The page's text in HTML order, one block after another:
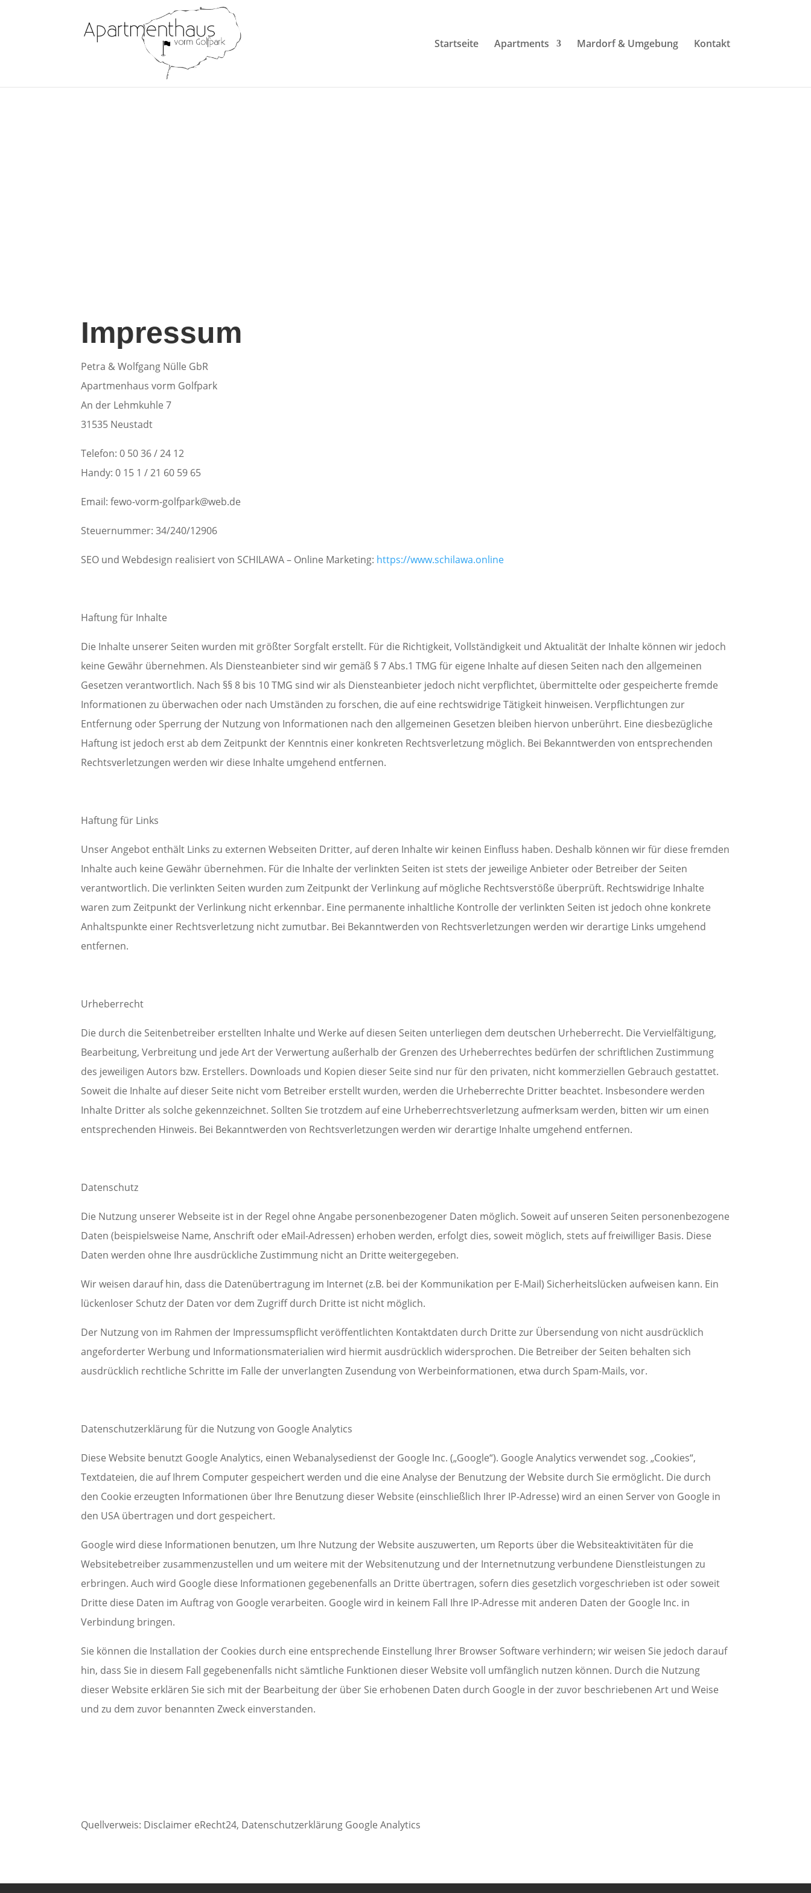
Startseite Apartments Mardorf & Umgebung Kontakt
Impressum
Petra & Wolfgang Nülle GbR
Apartmenhaus vorm Golfpark
An der Lehmkuhle 7
31535 Neustadt
Telefon: 0 50 36 / 24 12
Handy: 0 15 1 / 21 60 59 65
Email: fewo-vorm-golfpark@web.de
Steuernummer: 34/240/12906
SEO und Webdesign realisiert von SCHILAWA – Online Marketing: https://www.schilawa.online
Haftung für Inhalte
Die Inhalte unserer Seiten wurden mit größter Sorgfalt erstellt. Für die Richtigkeit, Vollständigkeit und Aktualität der Inhalte können wir jedoch
keine Gewähr übernehmen. Als Diensteanbieter sind wir gemäß § 7 Abs.1 TMG für eigene Inhalte auf diesen Seiten nach den allgemeinen
Gesetzen verantwortlich. Nach §§ 8 bis 10 TMG sind wir als Diensteanbieter jedoch nicht verpflichtet, übermittelte oder gespeicherte fremde
Informationen zu überwachen oder nach Umständen zu forschen, die auf eine rechtswidrige Tätigkeit hinweisen. Verpflichtungen zur
Entfernung oder Sperrung der Nutzung von Informationen nach den allgemeinen Gesetzen bleiben hiervon unberührt. Eine diesbezügliche
Haftung ist jedoch erst ab dem Zeitpunkt der Kenntnis einer konkreten Rechtsverletzung möglich. Bei Bekanntwerden von entsprechenden
Rechtsverletzungen werden wir diese Inhalte umgehend entfernen.
Haftung für Links
Unser Angebot enthält Links zu externen Webseiten Dritter, auf deren Inhalte wir keinen Einfluss haben. Deshalb können wir für diese fremden
Inhalte auch keine Gewähr übernehmen. Für die Inhalte der verlinkten Seiten ist stets der jeweilige Anbieter oder Betreiber der Seiten
verantwortlich. Die verlinkten Seiten wurden zum Zeitpunkt der Verlinkung auf mögliche Rechtsverstöße überprüft. Rechtswidrige Inhalte
waren zum Zeitpunkt der Verlinkung nicht erkennbar. Eine permanente inhaltliche Kontrolle der verlinkten Seiten ist jedoch ohne konkrete
Anhaltspunkte einer Rechtsverletzung nicht zumutbar. Bei Bekanntwerden von Rechtsverletzungen werden wir derartige Links umgehend
entfernen.
Urheberrecht
Die durch die Seitenbetreiber erstellten Inhalte und Werke auf diesen Seiten unterliegen dem deutschen Urheberrecht. Die Vervielfältigung,
Bearbeitung, Verbreitung und jede Art der Verwertung außerhalb der Grenzen des Urheberrechtes bedürfen der schriftlichen Zustimmung
des jeweiligen Autors bzw. Erstellers. Downloads und Kopien dieser Seite sind nur für den privaten, nicht kommerziellen Gebrauch gestattet.
Soweit die Inhalte auf dieser Seite nicht vom Betreiber erstellt wurden, werden die Urheberrechte Dritter beachtet. Insbesondere werden
Inhalte Dritter als solche gekennzeichnet. Sollten Sie trotzdem auf eine Urheberrechtsverletzung aufmerksam werden, bitten wir um einen
entsprechenden Hinweis. Bei Bekanntwerden von Rechtsverletzungen werden wir derartige Inhalte umgehend entfernen.
Datenschutz
Die Nutzung unserer Webseite ist in der Regel ohne Angabe personenbezogener Daten möglich. Soweit auf unseren Seiten personenbezogene
Daten (beispielsweise Name, Anschrift oder eMail-Adressen) erhoben werden, erfolgt dies, soweit möglich, stets auf freiwilliger Basis. Diese
Daten werden ohne Ihre ausdrückliche Zustimmung nicht an Dritte weitergegeben.
Wir weisen darauf hin, dass die Datenübertragung im Internet (z.B. bei der Kommunikation per E-Mail) Sicherheitslücken aufweisen kann. Ein
lückenloser Schutz der Daten vor dem Zugriff durch Dritte ist nicht möglich.
Der Nutzung von im Rahmen der Impressumspflicht veröffentlichten Kontaktdaten durch Dritte zur Übersendung von nicht ausdrücklich
angeforderter Werbung und Informationsmaterialien wird hiermit ausdrücklich widersprochen. Die Betreiber der Seiten behalten sich
ausdrücklich rechtliche Schritte im Falle der unverlangten Zusendung von Werbeinformationen, etwa durch Spam-Mails, vor.
Datenschutzerklärung für die Nutzung von Google Analytics
Diese Website benutzt Google Analytics, einen Webanalysedienst der Google Inc. („Google“). Google Analytics verwendet sog. „Cookies“,
Textdateien, die auf Ihrem Computer gespeichert werden und die eine Analyse der Benutzung der Website durch Sie ermöglicht. Die durch
den Cookie erzeugten Informationen über Ihre Benutzung dieser Website (einschließlich Ihrer IP-Adresse) wird an einen Server von Google in
den USA übertragen und dort gespeichert.
Google wird diese Informationen benutzen, um Ihre Nutzung der Website auszuwerten, um Reports über die Websiteaktivitäten für die
Websitebetreiber zusammenzustellen und um weitere mit der Websitenutzung und der Internetnutzung verbundene Dienstleistungen zu
erbringen. Auch wird Google diese Informationen gegebenenfalls an Dritte übertragen, sofern dies gesetzlich vorgeschrieben ist oder soweit
Dritte diese Daten im Auftrag von Google verarbeiten. Google wird in keinem Fall Ihre IP-Adresse mit anderen Daten der Google Inc. in
Verbindung bringen.
Sie können die Installation der Cookies durch eine entsprechende Einstellung Ihrer Browser Software verhindern; wir weisen Sie jedoch darauf
hin, dass Sie in diesem Fall gegebenenfalls nicht sämtliche Funktionen dieser Website voll umfänglich nutzen können. Durch die Nutzung
dieser Website erklären Sie sich mit der Bearbeitung der über Sie erhobenen Daten durch Google in der zuvor beschriebenen Art und Weise
und zu dem zuvor benannten Zweck einverstanden.
Quellverweis: Disclaimer eRecht24, Datenschutzerklärung Google Analytics